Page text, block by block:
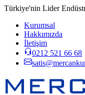
Türkiye'nin Lider
Kurumsal
Hakkımızda
İletişim
0212 521 66 68